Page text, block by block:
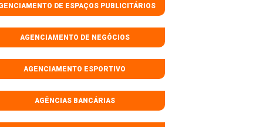
DE ESPAÇOS PUBLICITÁRIOS
AGENCIAMENTO DE NEGÓCIOS
AGENCIAMENTO ESPORTIVO
AGÊNCIAS BANCÁRIAS